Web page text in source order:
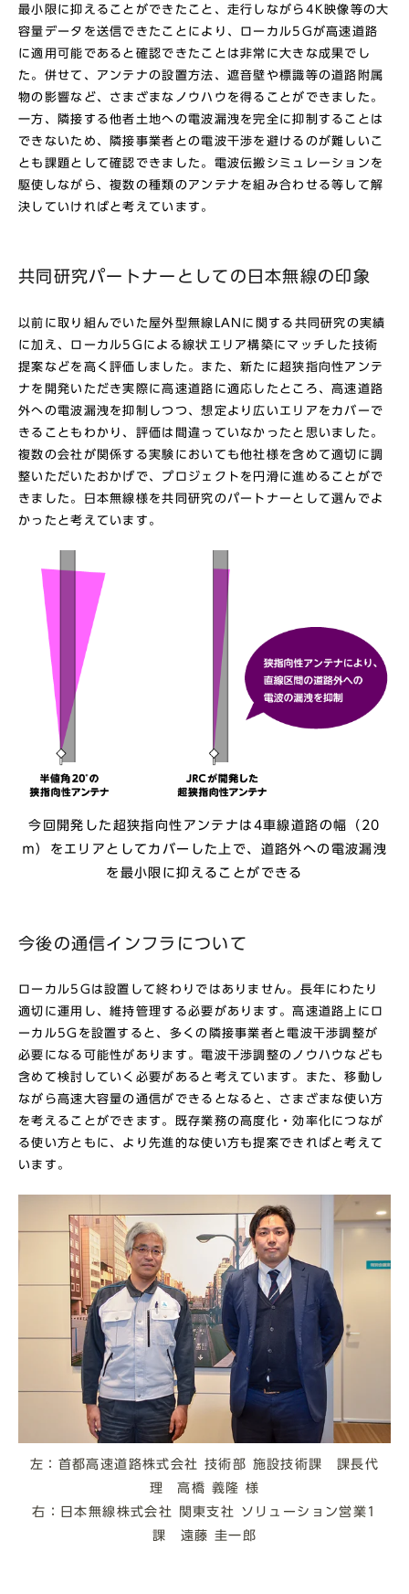
最小限に抑えることができたこと、走行しながら4K映像等の大
容量データを送信できたことにより、ローカル5Gが高速道路
に適用可能であると確認できたことは非常に大きな成果でし
た。併せて、アンテナの設置方法、遮音壁や標識等の道路附属
物の影響など、さまざまなノウハウを得ることができました。
一方、隣接する他者土地への電波漏洩を完全に抑制することは
できないため、隣接事業者との電波干渉を避けるのが難しいこ
とも課題として確認できました。電波伝搬シミュレーションを
駆使しながら、複数の種類のアンテナを組み合わせる等して解
決していければと考えています。
共同研究パートナーとしての日本無線の印象
以前に取り組んでいた屋外型無線LANに関する共同研究の実績
に加え、ローカル5Gによる線状エリア構築にマッチした技術
提案などを高く評価しました。また、新たに超狭指向性アンテ
ナを開発いただき実際に高速道路に適応したところ、高速道路
外への電波漏洩を抑制しつつ、想定より広いエリアをカバーで
きることもわかり、評価は間違っていなかったと思いました。
複数の会社が関係する実験においても他社様を含めて適切に調
整いただいたおかげで、プロジェクトを円滑に進めることがで
きました。日本無線様を共同研究のパートナーとして選んでよ
かったと考えています。
今回開発した超狭指向性アンテナは4車線道路の幅（20
ｍ）をエリアとしてカバーした上で、道路外への電波漏洩
を最小限に抑えることができる
今後の通信インフラについて
ローカル5Gは設置して終わりではありません。長年にわたり
適切に運用し、維持管理する必要があります。高速道路上にロ
ーカル5Gを設置すると、多くの隣接事業者と電波干渉調整が
必要になる可能性があります。電波干渉調整のノウハウなども
含めて検討していく必要があると考えています。また、移動し
ながら高速大容量の通信ができるとなると、さまざまな使い方
を考えることができます。既存業務の高度化・効率化につなが
る使い方ともに、より先進的な使い方も提案できればと考えて
います。
左：首都高速道路株式会社 技術部 施設技術課 課長代
理 高橋 義隆 様
右：日本無線株式会社 関東支社 ソリューション営業1
課 遠藤 圭一郎